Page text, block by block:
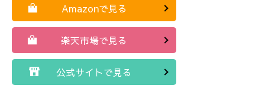
Amazonで見る
楽天市場で見る
公式サイトで見る